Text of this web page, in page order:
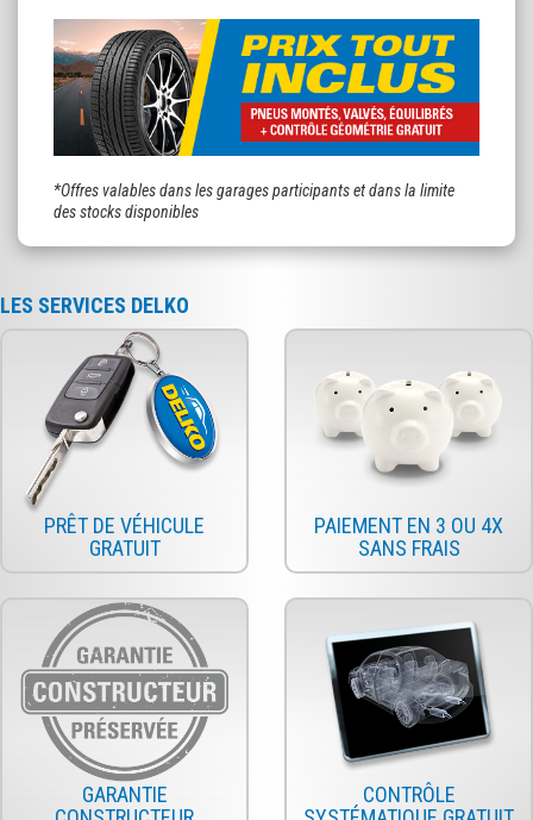
*Offres valables dans les garages participants et dans la limite
des stocks disponibles
LES SERVICES DELKO
PRÊT DE VÉHICULE
GRATUIT
PAIEMENT EN 3 OU 4X
SANS FRAIS
GARANTIE
CONTRÔLE